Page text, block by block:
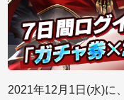
2021年12月1日(水)に